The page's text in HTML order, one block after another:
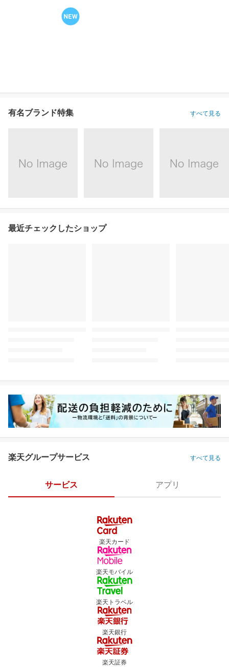
有名ブランド特集 すべて見る
最近チェックしたショップ
楽天グループサービス すべて見る
サービス アプリ
楽天カード
楽天モバイル
楽天トラベル
楽天銀行
楽天証券